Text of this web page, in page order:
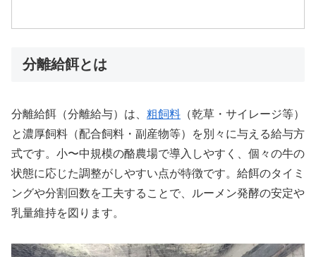
分離給餌とは
分離給餌（分離給与）は、 粗飼料 （乾草・サイレージ等）
と濃厚飼料（配合飼料・副産物等）を別々に与える給与方
式です。小〜中規模の酪農場で導入しやすく、個々の牛の
状態に応じた調整がしやすい点が特徴です。給餌のタイミ
ングや分割回数を工夫することで、ルーメン発酵の安定や
乳量維持を図ります。